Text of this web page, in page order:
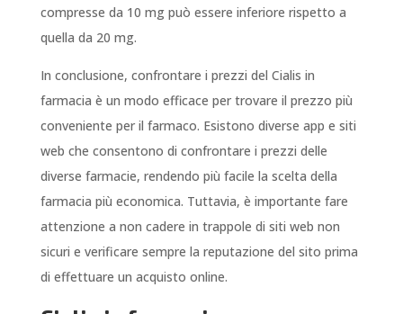
compresse da 10 mg può essere inferiore rispetto a
quella da 20 mg.
In conclusione, confrontare i prezzi del Cialis in
farmacia è un modo efficace per trovare il prezzo più
conveniente per il farmaco. Esistono diverse app e siti
web che consentono di confrontare i prezzi delle
diverse farmacie, rendendo più facile la scelta della
farmacia più economica. Tuttavia, è importante fare
attenzione a non cadere in trappole di siti web non
sicuri e verificare sempre la reputazione del sito prima
di effettuare un acquisto online.